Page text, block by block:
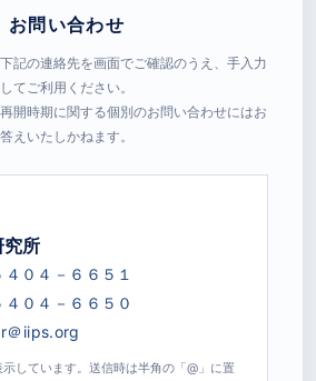
お問い合わせ
記の連絡先を画面でご確認のうえ、手入力
してご利用ください。
開時期に関する個別のお問い合わせにはお
答えいたしかねます。
究所
しています。送信時は半角の「@」に置